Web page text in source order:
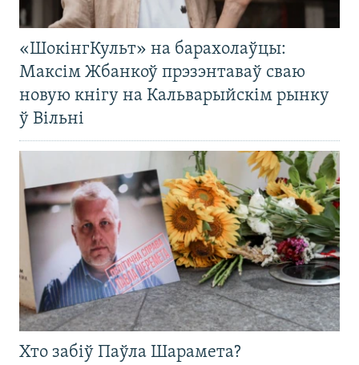
«ШокінгКульт» на барахолаўцы:
Максім Жбанкоў прэзэнтаваў сваю
новую кнігу на Кальварыйскім рынку
ў Вільні
Хто забіў Паўла Шарамета?